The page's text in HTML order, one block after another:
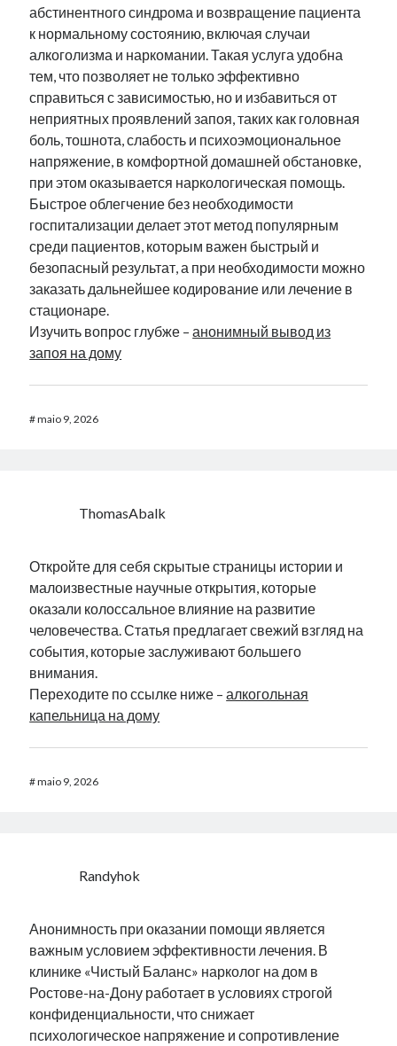
абстинентного синдрома и возвращение пациента
к нормальному состоянию, включая случаи
алкоголизма и наркомании. Такая услуга удобна
тем, что позволяет не только эффективно
справиться с зависимостью, но и избавиться от
неприятных проявлений запоя, таких как головная
боль, тошнота, слабость и психоэмоциональное
напряжение, в комфортной домашней обстановке,
при этом оказывается наркологическая помощь.
Быстрое облегчение без необходимости
госпитализации делает этот метод популярным
среди пациентов, которым важен быстрый и
безопасный результат, а при необходимости можно
заказать дальнейшее кодирование или лечение в
стационаре.
Изучить вопрос глубже –анонимный вывод из
запоя на дому
#maio 9, 2026
ThomasAbalk
Откройте для себя скрытые страницы истории и
малоизвестные научные открытия, которые
оказали колоссальное влияние на развитие
человечества. Статья предлагает свежий взгляд на
события, которые заслуживают большего
внимания.
Переходите по ссылке ниже –алкогольная
капельница на дому
#maio 9, 2026
Randyhok
Анонимность при оказании помощи является
важным условием эффективности лечения. В
клинике «Чистый Баланс» нарколог на дом в
Ростове-на-Дону работает в условиях строгой
конфиденциальности, что снижает
психологическое напряжение и сопротивление